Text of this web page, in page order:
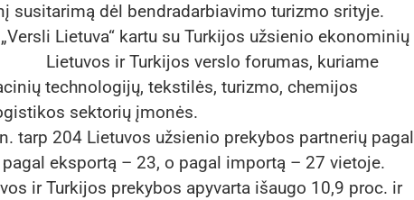
susitarimą dėl bendradarbiavimo turizmo srityje.
Lietuva“ kartu su Turkijos užsienio ekonominių
ir Turkijos verslo forumas, kuriame
technologijų, tekstilės, turizmo, chemijos
sektorių įmonės.
tarp 204 Lietuvos užsienio prekybos partnerių pagal
eksportą – 23, o pagal importą – 27 vietoje.
ir Turkijos prekybos apyvarta išaugo 10,9 proc. ir